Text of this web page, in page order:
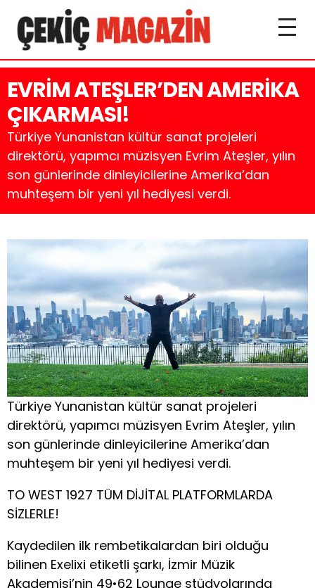
EVRİM ATEŞLER’DEN AMERİKA
ÇIKARMASI!
Türkiye Yunanistan kültür sanat projeleri
direktörü, yapımcı müzisyen Evrim Ateşler, yılın
son günlerinde dinleyicilerine Amerika’dan
muhteşem bir yeni yıl hediyesi verdi.
Türkiye Yunanistan kültür sanat projeleri
direktörü, yapımcı müzisyen Evrim Ateşler, yılın
son günlerinde dinleyicilerine Amerika’dan
muhteşem bir yeni yıl hediyesi verdi.
TO WEST 1927 TÜM DİJİTAL PLATFORMLARDA
SİZLERLE!
Kaydedilen ilk rembetikalardan biri olduğu
bilinen Exelixi etiketli şarkı, İzmir Müzik
Akademisi’nin 49•62 Lounge stüdyolarında